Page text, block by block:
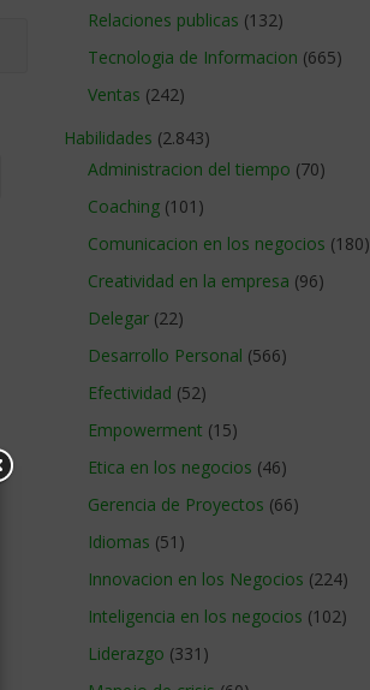
Relaciones publicas (132)
Tecnologia de Informacion (665)
Ventas (242)
Habilidades (2.843)
Administracion del tiempo (70)
Coaching (101)
Comunicacion en los negocios (180)
Creatividad en la empresa (96)
Delegar (22)
Desarrollo Personal (566)
Efectividad (52)
Empowerment (15)
Etica en los negocios (46)
Gerencia de Proyectos (66)
Idiomas (51)
Innovacion en los Negocios (224)
Inteligencia en los negocios (102)
Liderazgo (331)